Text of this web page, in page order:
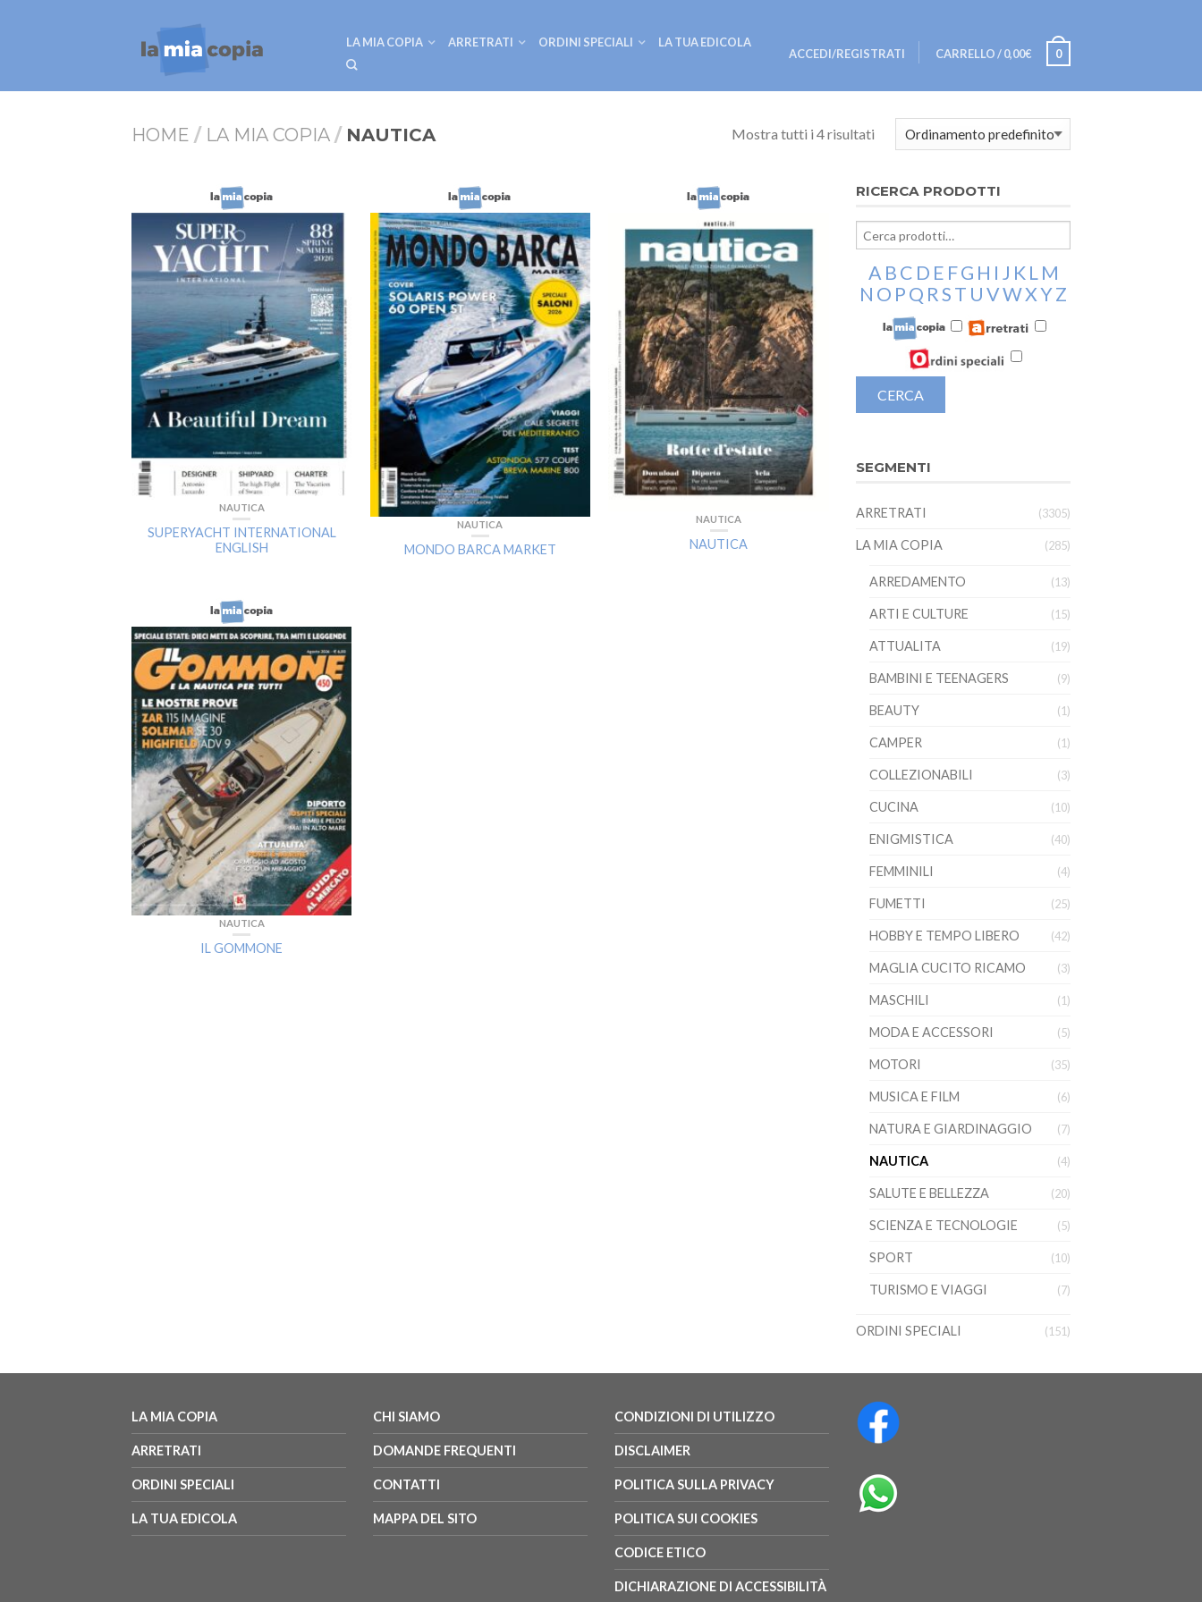
LA MIA COPIA ARRETRATI ORDINI SPECIALI
LA TUA EDICOLA
ACCEDI/REGISTRATI
CARRELLO/0,00€ 0
HOME / LA MIA COPIA / NAUTICA Mostra tutti i 4 risultati
NAUTICA
SUPERYACHT INTERNATIONAL
ENGLISH
NAUTICA
MONDO BARCA MARKET
NAUTICA
NAUTICA
NAUTICA
IL GOMMONE
RICERCA PRODOTTI
A BC D E FG H I J K L M
N O PQ RST UVWXYZ
SEGMENTI
ARRETRATI (3305)
LA MIA COPIA (285)
ARREDAMENTO (13)
ARTI E CULTURE (15)
ATTUALITA (19)
BAMBINI E TEENAGERS (9)
BEAUTY (1)
CAMPER (1)
COLLEZIONABILI (3)
CUCINA (10)
ENIGMISTICA (40)
FEMMINILI (4)
FUMETTI (25)
HOBBY E TEMPO LIBERO (42)
MAGLIA CUCITO RICAMO (3)
MASCHILI (1)
MODA E ACCESSORI (5)
MOTORI (35)
MUSICA E FILM (6)
NATURA E GIARDINAGGIO (7)
NAUTICA (4)
SALUTE E BELLEZZA (20)
SCIENZA E TECNOLOGIE (5)
SPORT (10)
TURISMO E VIAGGI (7)
ORDINI SPECIALI (151)
LA MIA COPIA
ARRETRATI
ORDINI SPECIALI
LA TUA EDICOLA
CHI SIAMO
DOMANDE FREQUENTI
CONTATTI
MAPPA DEL SITO
CONDIZIONI DI UTILIZZO
DISCLAIMER
POLITICA SULLA PRIVACY
POLITICA SUI COOKIES
CODICE ETICO
DICHIARAZIONE DI ACCESSIBILITÀ